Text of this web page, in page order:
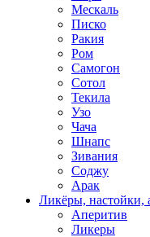
Мескаль
Писко
Ракия
Ром
Самогон
Сотол
Текила
Узо
Чача
Шнапс
Зивания
Соджу
Арак
Ликёры, настойки,
Аперитив
Ликеры